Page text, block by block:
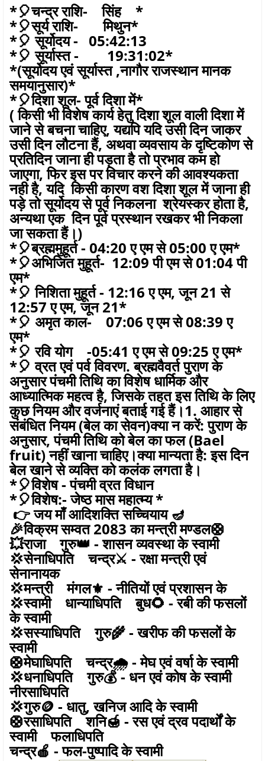
*🎈चन्द्र राशि- सिंह *
*🎈सूर्य राशि- मिथुन*
*🎈 सूर्योदय - 05:42:13
*🎈 सूर्यास्त - 19:31:02*
*(सूर्योदय एवं सूर्यास्त ,नागौर राजस्थान मानक
समयानुसार)*
*🎈दिशा शूल- पूर्व दिशा में*
( किसी भी विशेष कार्य हेतु दिशा शूल वाली दिशा में
जाने से बचना चाहिए, यद्यपि यदि उसी दिन जाकर
उसी दिन लौटना हैं, अथवा व्यवसाय के दृष्टिकोण से
प्रतिदिन जाना ही पड़ता है तो प्रभाव कम हो
जाएगा, फिर इस पर विचार करने की आवश्यकता
नही है, यदि किसी कारण वश दिशा शूल में जाना ही
पड़े तो सूर्योदय से पूर्व निकलना श्रेयस्कर होता है,
अन्यथा एक दिन पूर्व प्रस्थान रखकर भी निकला
जा सकता हैं।)
*🎈ब्रह्ममुहूर्त - 04:20 ए एम से 05:00 ए एम*
*🎈अभिजित मुहूर्त- 12:09 पी एम से 01:04 पी
एम*
*🎈 निशिता मुहूर्त - 12:16 ए एम, जून 21 से
12:57 ए एम, जून 21*
*🎈 अमृत काल- 07:06 ए एम से 08:39 ए
एम*
*🎈 रवि योग -05:41 ए एम से 09:25 ए एम*
*🎈 व्रत एवं पर्व विवरण. ब्रह्मवैवर्त पुराण के
अनुसार पंचमी तिथि का विशेष धार्मिक और
आध्यात्मिक महत्व है, जिसके तहत इस तिथि के लिए
कुछ नियम और वर्जनाएं बताई गई हैं।1. आहार से
संबंधित नियम (बेल का सेवन)क्या न करें: पुराण के
अनुसार, पंचमी तिथि को बेल का फल (Bael
fruit) नहीं खाना चाहिए।क्या मान्यता है: इस दिन
बेल खाने से व्यक्ति को कलंक लगता है।
*🎈विशेष - पंचमी व्रत विधान
*🎈विशेष:- जेष्ठ मास महात्म्य *
👉 जय माँ आदिशक्ति सच्चियाय 🪔
🎉विक्रम सम्वत 2083 का मन्त्री मण्डल🛟
💥राजा गुरु👑 - शासन व्यवस्था के स्वामी
💢सेनाधिपति चन्द्र⚔️ - रक्षा मन्त्री एवं
सेनानायक
💢मन्त्री मंगल⚜️ - नीतियों एवं प्रशासन के
💢स्वामी धान्याधिपति बुध🌻 - रबी की फसलों
के स्वामी
💢सस्याधिपति गुरु🌾 - खरीफ की फसलों के
स्वामी
🛟मेघाधिपति चन्द्र🌧 - मेघ एवं वर्षा के स्वामी
💢धनाधिपति गुरु💰 - धन एवं कोष के स्वामी
नीरसाधिपति
💢गुरु🪙 - धातु, खनिज आदि के स्वामी
🛟रसाधिपति शनि🍯 - रस एवं द्रव पदार्थों के
स्वामी फलाधिपति
चन्द्र🍎 - फल-पुष्पादि के स्वामी